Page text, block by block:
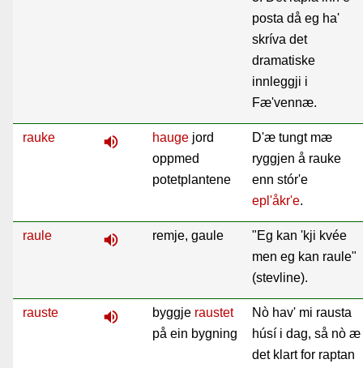
posta då eg ha'
skríva det
dramatiske
innleggji i
Fæ'vennæ.
rauke volume_up hauge jord
oppmed
potetplantene
D'æ tungt mæ
ryggjen å rauke
enn stór'e
epl'åkr'e.
raule volume_up remje, gaule
"Eg kan 'kji kvée
men eg kan raule"
(stevline).
rauste volume_up byggje raustet
på ein bygning
Nò hav' mi rausta
húsí i dag, så nò æ
det klart for raptan